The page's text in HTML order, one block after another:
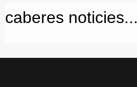
caberes noticies...